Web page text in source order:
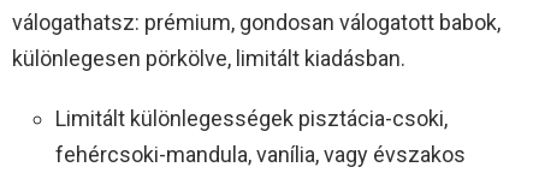
válogathatsz: prémium, gondosan válogatott babok,
különlegesen pörkölve, limitált kiadásban.
Limitált különlegességek pisztácia-csoki,
fehércsoki-mandula, vanília, vagy évszakos